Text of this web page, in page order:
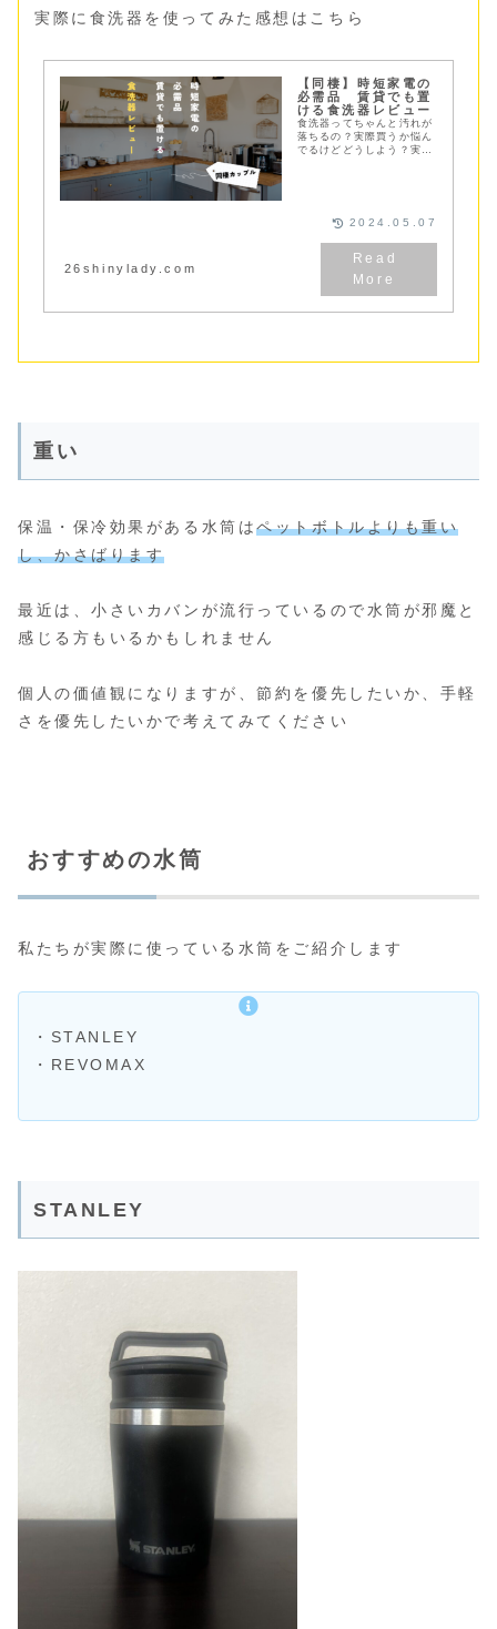
実際に食洗器を使ってみた感想はこちら
【同棲】時短家電の
必需品 賃貸でも置
ける食洗器レビュー
食洗器ってちゃんと汚れが
落ちるの？実際買うか悩ん
でるけどどうしよう？実際
26shinylady.com
2024.05.07
重い
保温・保冷効果がある水筒はペットボトルよりも重い
し、かさばります
最近は、小さいカバンが流行っているので水筒が邪魔と
感じる方もいるかもしれません
個人の価値観になりますが、節約を優先したいか、手軽
さを優先したいかで考えてみてください
おすすめの水筒
私たちが実際に使っている水筒をご紹介します
・STANLEY
・REVOMAX
STANLEY